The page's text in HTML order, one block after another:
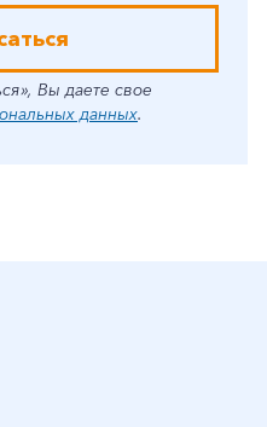
Вы даете свое
данных.